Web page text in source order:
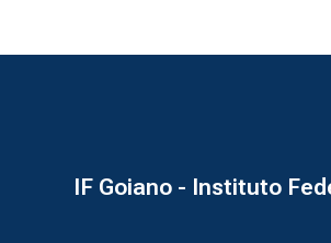
IF Goiano - Instituto